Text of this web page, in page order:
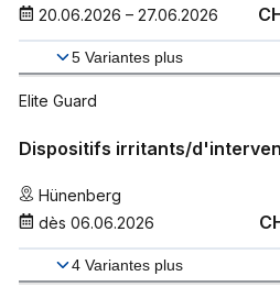
20.06.2026 – 27.06.2026
5 Variantes plus
Elite Guard
Dispositifs irritants/
Hünenberg
dès 06.06.2026
4 Variantes plus